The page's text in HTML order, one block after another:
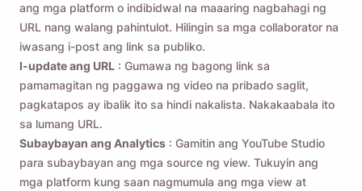
ang mga platform o indibidwal na maaaring nagbahagi ng
URL nang walang pahintulot. Hilingin sa mga collaborator na
iwasang i-post ang link sa publiko.
I-update ang URL : Gumawa ng bagong link sa
pamamagitan ng paggawa ng video na pribado saglit,
pagkatapos ay ibalik ito sa hindi nakalista. Nakakaabala ito
sa lumang URL.
Subaybayan ang Analytics : Gamitin ang YouTube Studio
para subaybayan ang mga source ng view. Tukuyin ang
mga platform kung saan nagmumula ang mga view at